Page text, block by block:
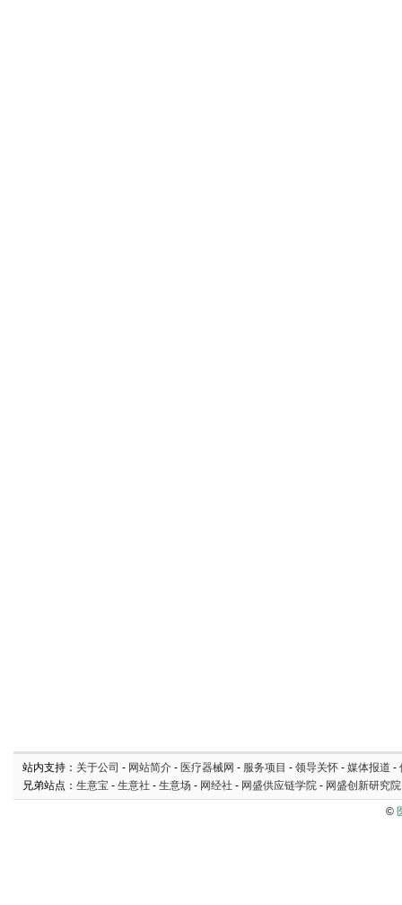
站内支持： 关于公司 - 网站简介 - 医疗器械网 - 服务项目 - 领导关怀 - 媒体报道 -
兄弟站点： 生意宝 - 生意社 - 生意场 - 网经社 - 网盛供应链学院 - 网盛创新研究院
©